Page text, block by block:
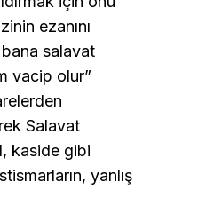
ezanını
salavat
vacip olur”
Salavat
kaside gibi
yanlış